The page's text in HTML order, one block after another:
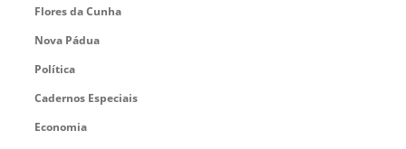
Flores da Cunha
Nova Pádua
Política
Cadernos Especiais
Economia